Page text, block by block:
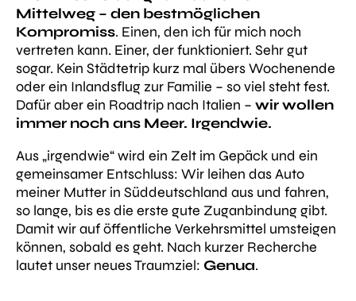
Mittelweg – den bestmöglichen
Kompromiss. Einen, den ich für mich noch
vertreten kann. Einer, der funktioniert. Sehr gut
sogar. Kein Städtetrip kurz mal übers Wochenende
oder ein Inlandsflug zur Familie – so viel steht fest.
Dafür aber ein Roadtrip nach Italien – wir wollen
immer noch ans Meer. Irgendwie.
Aus „irgendwie“ wird ein Zelt im Gepäck und ein
gemeinsamer Entschluss: Wir leihen das Auto
meiner Mutter in Süddeutschland aus und fahren,
so lange, bis es die erste gute Zuganbindung gibt.
Damit wir auf öffentliche Verkehrsmittel umsteigen
können, sobald es geht. Nach kurzer Recherche
lautet unser neues Traumziel: Genua.